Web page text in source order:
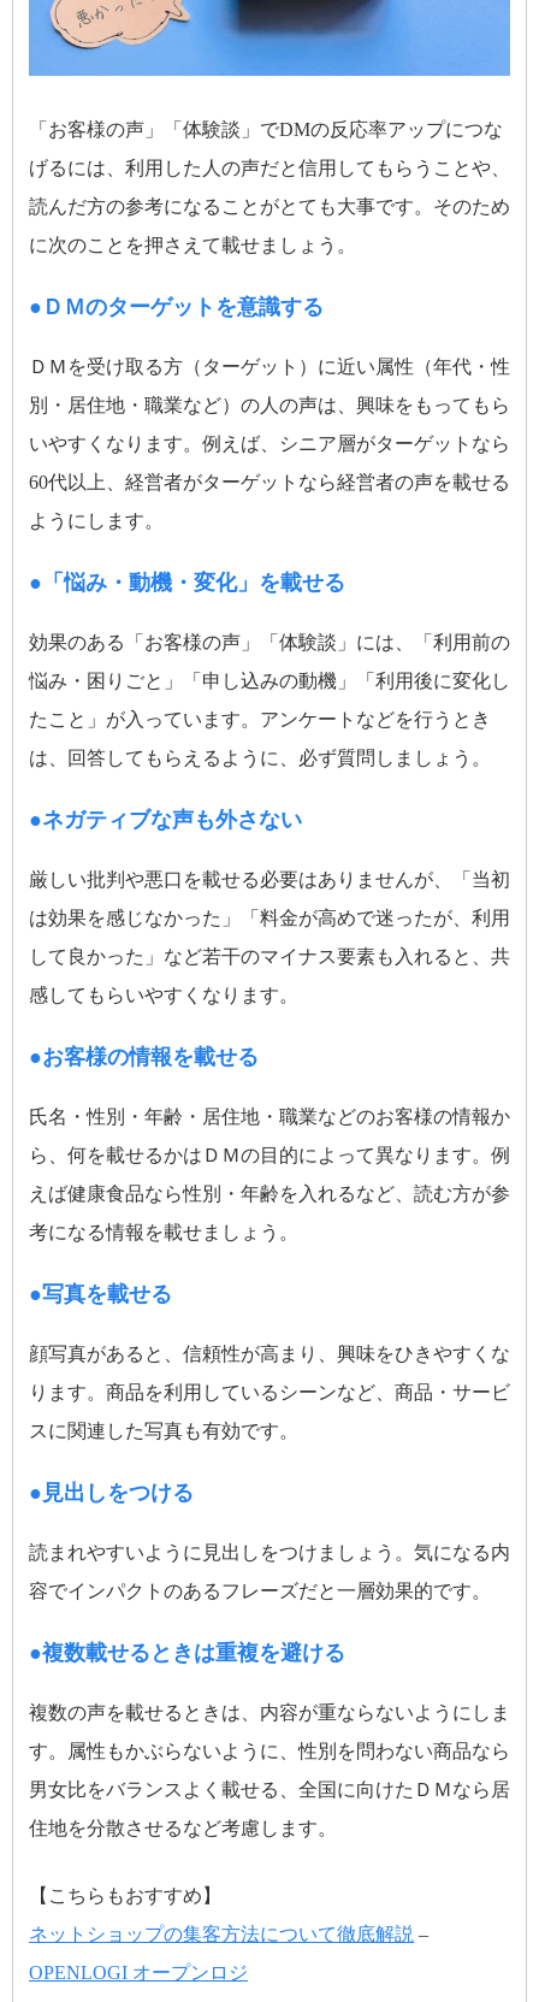
「お客様の声」「体験談」でDMの反応率アップにつな
げるには、利用した人の声だと信用してもらうことや、
読んだ方の参考になることがとても大事です。そのため
に次のことを押さえて載せましょう。
●ＤＭのターゲットを意識する
ＤＭを受け取る方（ターゲット）に近い属性（年代・性
別・居住地・職業など）の人の声は、興味をもってもら
いやすくなります。例えば、シニア層がターゲットなら
60代以上、経営者がターゲットなら経営者の声を載せる
ようにします。
●「悩み・動機・変化」を載せる
効果のある「お客様の声」「体験談」には、「利用前の
悩み・困りごと」「申し込みの動機」「利用後に変化し
たこと」が入っています。アンケートなどを行うとき
は、回答してもらえるように、必ず質問しましょう。
●ネガティブな声も外さない
厳しい批判や悪口を載せる必要はありませんが、「当初
は効果を感じなかった」「料金が高めで迷ったが、利用
して良かった」など若干のマイナス要素も入れると、共
感してもらいやすくなります。
●お客様の情報を載せる
氏名・性別・年齢・居住地・職業などのお客様の情報か
ら、何を載せるかはＤＭの目的によって異なります。例
えば健康食品なら性別・年齢を入れるなど、読む方が参
考になる情報を載せましょう。
●写真を載せる
顔写真があると、信頼性が高まり、興味をひきやすくな
ります。商品を利用しているシーンなど、商品・サービ
スに関連した写真も有効です。
●見出しをつける
読まれやすいように見出しをつけましょう。気になる内
容でインパクトのあるフレーズだと一層効果的です。
●複数載せるときは重複を避ける
複数の声を載せるときは、内容が重ならないようにしま
す。属性もかぶらないように、性別を問わない商品なら
男女比をバランスよく載せる、全国に向けたＤＭなら居
住地を分散させるなど考慮します。
【こちらもおすすめ】
ネットショップの集客方法について徹底解説 –
OPENLOGI オープンロジ